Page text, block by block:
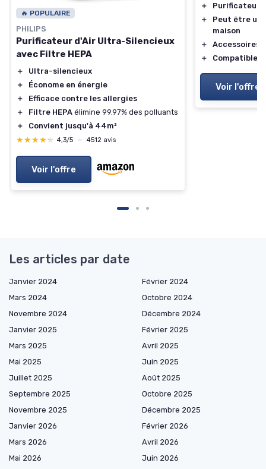
🔥 POPULAIRE
PHILIPS
Purificateur d'Air Ultra-Silencieux
avec Filtre HEPA
＋
Ultra-silencieux
＋
Économe en énergie
＋
Efficace contre les allergies
＋
Filtre HEPA élimine 99.97% des polluants
＋
Convient jusqu'à 44m²
★★★★★
★★★★★ 4,3/5 — 4512 avis
Voir l'offre
＋
Purificateur
＋
Peut être
maison
＋
Accessoires
＋
Compatible
Voir l'offre
Les articles par date
Janvier 2024
Février 2024
Mars 2024
Octobre 2024
Novembre 2024
Décembre 2024
Janvier 2025
Février 2025
Mars 2025
Avril 2025
Mai 2025
Juin 2025
Juillet 2025
Août 2025
Septembre 2025
Octobre 2025
Novembre 2025
Décembre 2025
Janvier 2026
Février 2026
Mars 2026
Avril 2026
Mai 2026
Juin 2026